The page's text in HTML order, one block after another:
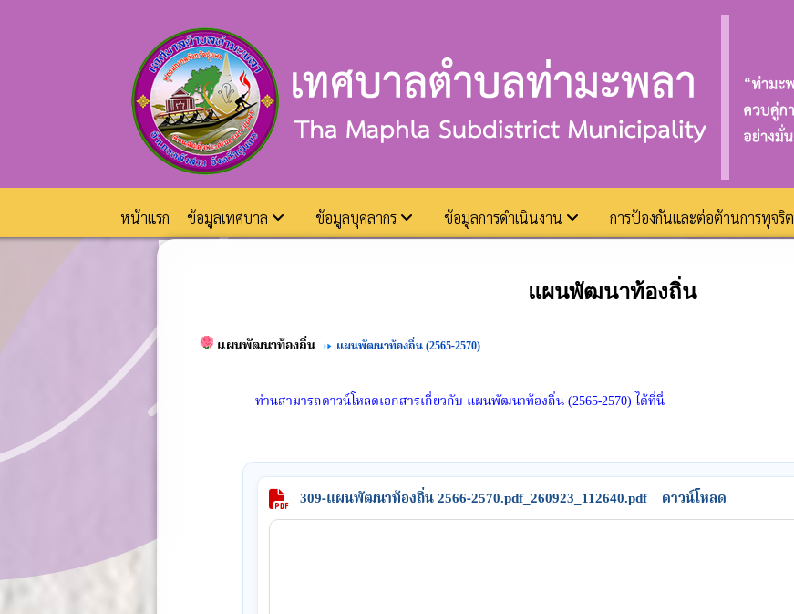
หน้าแรก ข้อมูลเทศบาล ข้อมูลบุคลากร ข้อมูลการดำเนินงาน การป้องกันและต่อต้านการทุจริต
แผนพัฒนาท้องถิ่น
แผนพัฒนาท้องถิ่น แผนพัฒนาท้องถิ่น (2565-2570)
ท่านสามารถดาวน์โหลดเอกสารเกี่ยวกับ แผนพัฒนาท้องถิ่น (2565-2570) ได้ที่นี่
309-แผนพัฒนาท้องถิ่น 2566-2570.pdf_260923_112640.pdf ดาวน์โหลด